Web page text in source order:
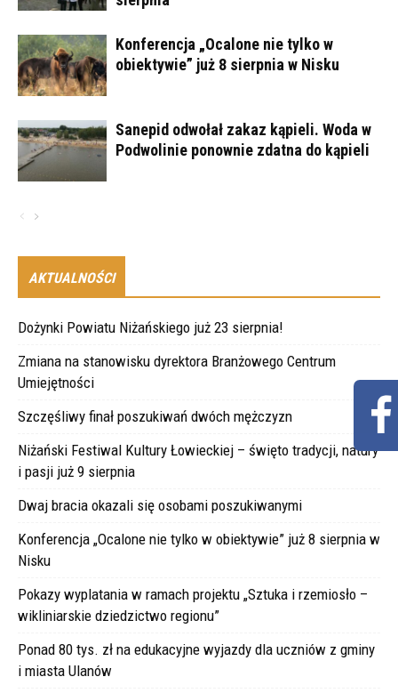
Konferencja „Ocalone nie tylko w
obiektywie” już 8 sierpnia w Nisku
Sanepid odwołał zakaz kąpieli. Woda w
Podwolinie ponownie zdatna do kąpieli
AKTUALNOŚCI
Dożynki Powiatu Niżańskiego już 23 sierpnia!
Zmiana na stanowisku dyrektora Branżowego Centrum
Umiejętności
Szczęśliwy finał poszukiwań dwóch mężczyzn
Niżański Festiwal Kultury Łowieckiej – święto tradycji, natury
i pasji już 9 sierpnia
Dwaj bracia okazali się osobami poszukiwanymi
Konferencja „Ocalone nie tylko w obiektywie” już 8 sierpnia w
Nisku
Pokazy wyplatania w ramach projektu „Sztuka i rzemiosło –
wikliniarskie dziedzictwo regionu”
Ponad 80 tys. zł na edukacyjne wyjazdy dla uczniów z gminy
i miasta Ulanów